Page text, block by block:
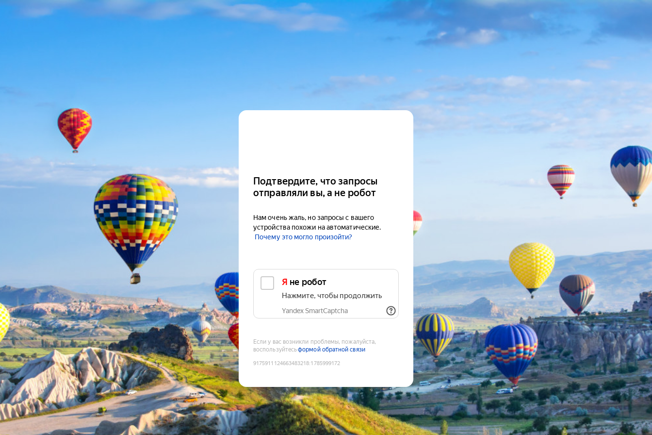
Подтвердите, что запросы
отправляли вы, а не робот
Нам очень жаль, но запросы с вашего
устройства похожи на автоматические.
Почему это могло произойти?
Я не робот
Нажмите, чтобы продолжить
Yandex SmartCaptcha
Если у вас возникли проблемы, пожалуйста,
воспользуйтесьформой обратной связи
9175911124663483218:1785999172